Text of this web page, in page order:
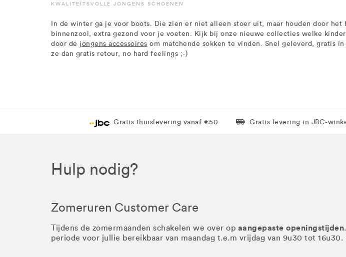
KWALITEITSVOLLE JONGENS SCHOENEN
In de winter ga je voor boots. Die zien er niet alleen stoer uit, maar houden door
binnenzool, extra gezond voor je voeten. Kijk bij onze nieuwe collecties welke
door de jongens accessoires om matchende sokken te vinden. Snel geleverd, gratis
ze dan gratis retour, no hard feelings ;-)
Gratis thuislevering vanaf €50 Levering in 1 pakket
Gratis levering in JBC-
Hulp nodig?
Zomeruren Customer Care
Tijdens de zomermaanden schakelen we over op aangepaste openingstijden
periode voor jullie bereikbaar van maandag t.e.m vrijdag van 9u30 tot